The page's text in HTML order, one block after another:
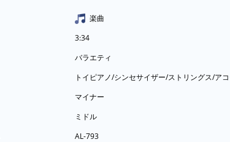
楽曲
3:34
バラエティ
トイピアノ/シンセサイザー/ストリングス/ア
マイナー
ミドル
AL-793